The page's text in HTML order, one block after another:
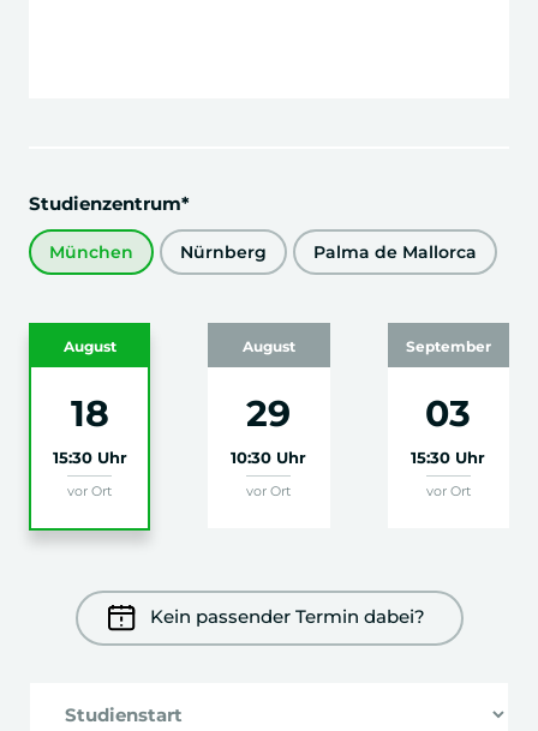
Studienzentrum*
München Nürnberg Palma de Mallorca
August
18
15:30 Uhr
vor Ort
August
29
10:30 Uhr
vor Ort
September
03
15:30 Uhr
vor Ort
Kein passender Termin dabei?